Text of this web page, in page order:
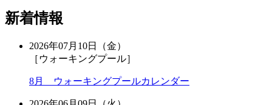
新着情報
2026年07月10日（金）
［ウォーキングプール］
8月 ウォーキングプールカレンダー